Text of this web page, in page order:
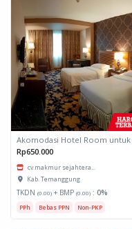
Rp650.000
cv.makmur sejahtera...
Kab. Temanggung
TKDN (0.00) + BMP (0.00) : 0%
PPh Bebas PPN Non-PKP